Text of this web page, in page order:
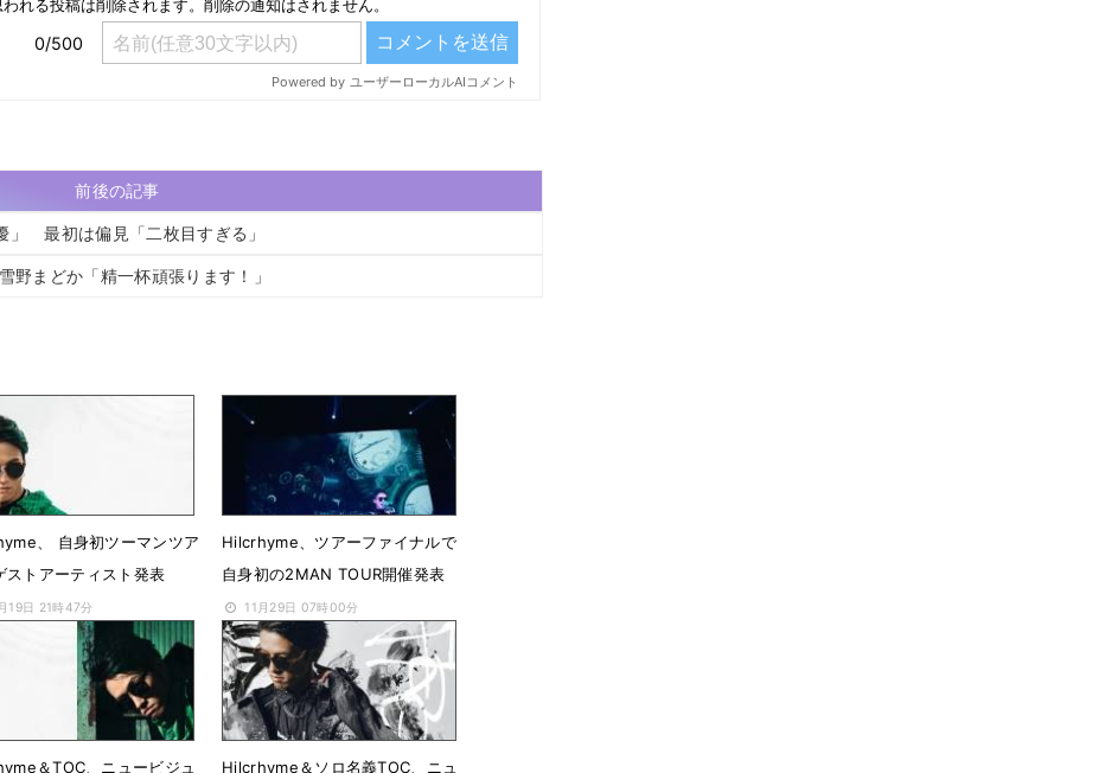
前後の記事
」 最初は偏見「二枚目すぎる」
野まどか「精一杯頑張ります！」
、 自身初ツーマンツア
ストアーティスト発表
19日 21時47分
Hilcrhyme、ツアーファイナルで
自身初の2MAN TOUR開催発表
11月29日 07時00分
＆TOC、ニュービジュ Hilcrhyme＆ソロ名義TOC、ニュ